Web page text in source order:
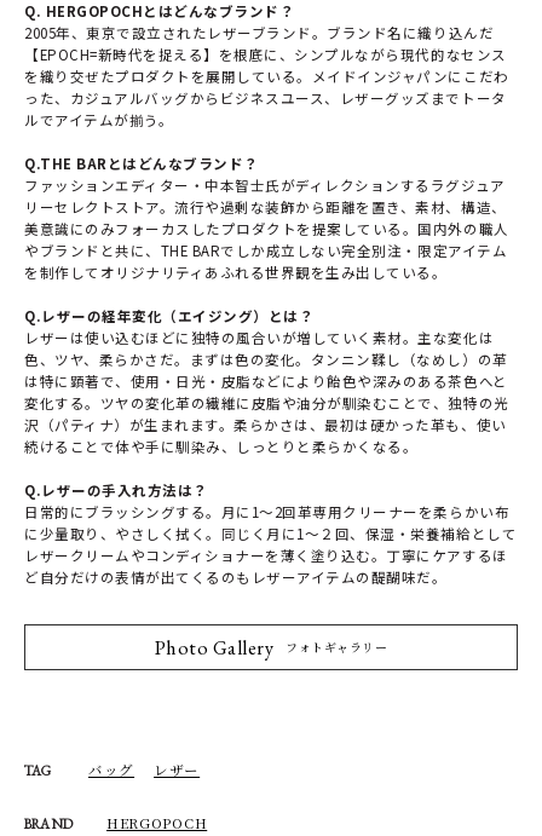
Q. HERGOPOCHとはどんなブランド？
2005年、東京で設立されたレザーブランド。ブランド名に織り込んだ
【EPOCH=新時代を捉える】を根底に、シンプルながら現代的なセンス
を織り交ぜたプロダクトを展開している。メイドインジャパンにこだわ
った、カジュアルバッグからビジネスユース、レザーグッズまでトータ
ルでアイテムが揃う。
Q.THE BARとはどんなブランド？
ファッションエディター・中本智士氏がディレクションするラグジュア
リーセレクトストア。流行や過剰な装飾から距離を置き、素材、構造、
美意識にのみフォーカスしたプロダクトを提案している。国内外の職人
やブランドと共に、THE BARでしか成立しない完全別注・限定アイテム
を制作してオリジナリティあふれる世界観を生み出している。
Q.レザーの経年変化（エイジング）とは？
レザーは使い込むほどに独特の風合いが増していく素材。主な変化は
色、ツヤ、柔らかさだ。まずは色の変化。タンニン鞣し（なめし）の革
は特に顕著で、使用・日光・皮脂などにより飴色や深みのある茶色へと
変化する。ツヤの変化革の繊維に皮脂や油分が馴染むことで、独特の光
沢（パティナ）が生まれます。柔らかさは、最初は硬かった革も、使い
続けることで体や手に馴染み、しっとりと柔らかくなる。
Q.レザーの手入れ方法は？
日常的にブラッシングする。月に1～2回革専用クリーナーを柔らかい布
に少量取り、やさしく拭く。同じく月に1～２回、保湿・栄養補給として
レザークリームやコンディショナーを薄く塗り込む。丁寧にケアするほ
ど自分だけの表情が出てくるのもレザーアイテムの醍醐味だ。
Photo Gallery フォトギャラリー
TAG バッグ レザー
BRAND HERGOPOCH